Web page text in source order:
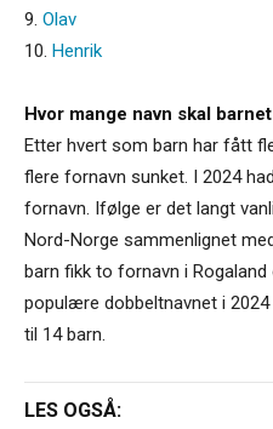
9. Olav
10. Henrik
Hvor mange navn skal
Etter hvert som barn har fått
flere fornavn sunket. I 2024
fornavn. Ifølge er det langt
Nord-Norge sammenlignet
barn fikk to fornavn i
populære dobbeltnavnet i 2024
til 14 barn.
LES OGSÅ: